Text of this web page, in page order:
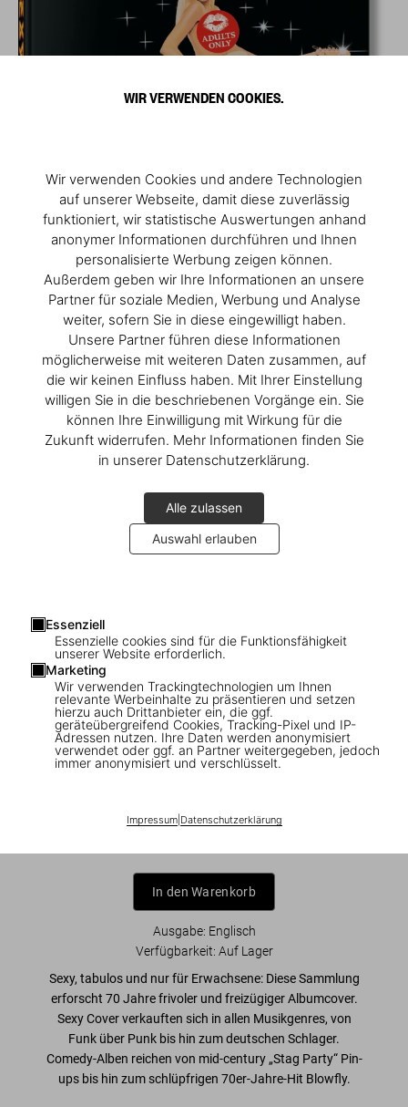
WIR VERWENDEN COOKIES.
Wir verwenden Cookies und andere Technologien
auf unserer Webseite, damit diese zuverlässig
funktioniert, wir statistische Auswertungen anhand
anonymer Informationen durchführen und Ihnen
personalisierte Werbung zeigen können.
Außerdem geben wir Ihre Informationen an unsere
Partner für soziale Medien, Werbung und Analyse
weiter, sofern Sie in diese eingewilligt haben.
Unsere Partner führen diese Informationen
möglicherweise mit weiteren Daten zusammen, auf
die wir keinen Einfluss haben. Mit Ihrer Einstellung
willigen Sie in die beschriebenen Vorgänge ein. Sie
können Ihre Einwilligung mit Wirkung für die
Zukunft widerrufen. Mehr Informationen finden Sie
in unserer Datenschutzerklärung.
Alle zulassen
Auswahl erlauben
Essenziell
Essenzielle cookies sind für die Funktionsfähigkeit
unserer Website erforderlich.
Marketing
Wir verwenden Trackingtechnologien um Ihnen
relevante Werbeinhalte zu präsentieren und setzen
hierzu auch Drittanbieter ein, die ggf.
geräteübergreifend Cookies, Tracking-Pixel und IP-
Adressen nutzen. Ihre Daten werden anonymisiert
verwendet oder ggf. an Partner weitergegeben, jedoch
immer anonymisiert und verschlüsselt.
Impressum| Datenschutzerklärung
ADULTS ONLY
Sexy Record Covers
US$ 70
Record Covers
In den Warenkorb
Ausgabe: Englisch
Verfügbarkeit: Auf Lager
Sexy, tabulos und nur für Erwachsene:Diese Sammlung
erforscht 70 Jahre frivoler und freizügiger Albumcover.
Sexy Cover verkauften sich in allen Musikgenres, von
Funk über Punk bis hin zum deutschen Schlager.
Comedy-Alben reichen von mid-century „Stag Party“ Pin-
ups bis hin zum schlüpfrigen 70er-Jahre-Hit Blowfly.